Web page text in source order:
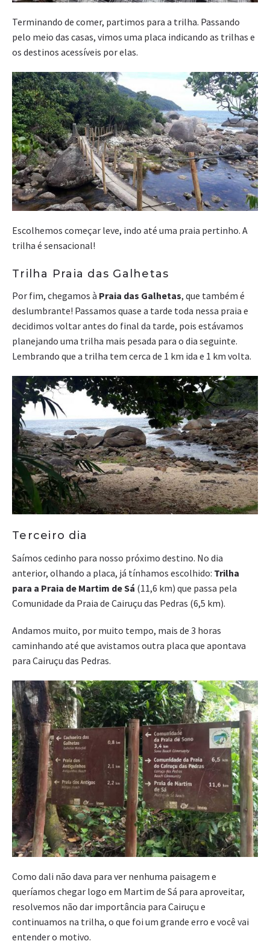
Terminando de comer, partimos para a trilha. Passando
pelo meio das casas, vimos uma placa indicando as trilhas e
os destinos acessíveis por elas.
Escolhemos começar leve, indo até uma praia pertinho. A
trilha é sensacional!
Trilha Praia das Galhetas
Por fim, chegamos à Praia das Galhetas, que também é
deslumbrante! Passamos quase a tarde toda nessa praia e
decidimos voltar antes do final da tarde, pois estávamos
planejando uma trilha mais pesada para o dia seguinte.
Lembrando que a trilha tem cerca de 1 km ida e 1 km volta.
Terceiro dia
Saímos cedinho para nosso próximo destino. No dia
anterior, olhando a placa, já tínhamos escolhido: Trilha
para a Praia de Martim de Sá (11,6 km) que passa pela
Comunidade da Praia de Cairuçu das Pedras (6,5 km).
Andamos muito, por muito tempo, mais de 3 horas
caminhando até que avistamos outra placa que apontava
para Cairuçu das Pedras.
Como dali não dava para ver nenhuma paisagem e
queríamos chegar logo em Martim de Sá para aproveitar,
resolvemos não dar importância para Cairuçu e
continuamos na trilha, o que foi um grande erro e você vai
entender o motivo.